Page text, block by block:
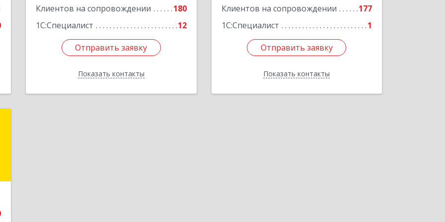
Клиентов на сопровождении
180
1С:Специалист
12
Отправить заявку
Показать контакты
Отправить заявку
Назад
Клиентов на сопровождении
177
1С:Специалист
1
Отправить заявку
Показать контакты
Отправить заявку
Назад